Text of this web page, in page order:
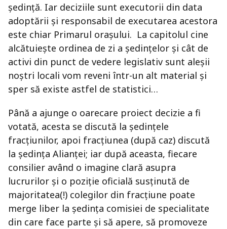
şedinţă. Iar deciziile sunt executorii din data
adoptării şi responsabil de executarea acestora
este chiar Primarul oraşului. La capitolul cine
alcătuieşte ordinea de zi a şedinţelor şi cât de
activi din punct de vedere legislativ sunt aleşii
noştri locali vom reveni într-un alt material şi
sper să existe astfel de statistici…
Până a ajunge o oarecare proiect decizie a fi
votată, acesta se discută la şedinţele
fracţiunilor, apoi fracţiunea (după caz) discută
la şedinţa Alianţei; iar după aceasta, fiecare
consilier având o imagine clară asupra
lucrurilor şi o poziţie oficială susţinută de
majoritatea(!) colegilor din fracţiune poate
merge liber la şedinţa comisiei de specialitate
din care face parte şi să apere, să promoveze